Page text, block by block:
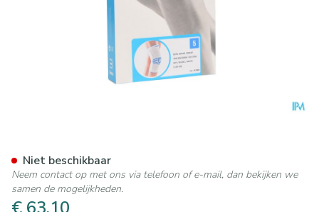
Niet beschikbaar
Neem contact op met ons via telefoon of e-mail, dan bekijken we
samen de mogelijkheden.